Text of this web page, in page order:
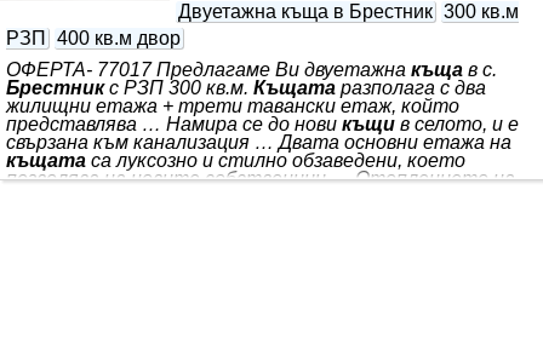
Двуетажна къща в Брестник 300 кв.м
РЗП
400 кв.м двор
ОФЕРТА- 77017 Предлагаме Ви двуетажна къща в с.
Брестникс РЗП 300 кв.м. Къщата разполага с два
жилищни етажа + трети тавански етаж, който
представлява … Намира се до нови къщи в селото, и е
свързана към канализация … Двата основни етажа на
къщата са луксозно и стилно обзаведени, което
позволява на новите собственици … Отоплението на